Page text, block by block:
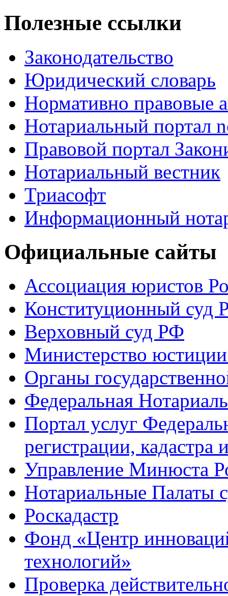
Полезные ссылки
Законодательство
Юридический словарь
Нормативно правовые
Нотариальный портал
Правовой портал
Нотариальный вестник
Триасофт
Информационный
Официальные сайты
Ассоциация юристов
Конституционный суд
Верховный суд РФ
Министерство
Органы
Федеральная
Портал услуг
регистрации, кадастра
Управление Минюста
Нотариальные Палаты
Роскадастр
Фонд «Центр
технологий»
Проверка